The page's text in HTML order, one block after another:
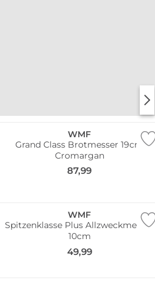
WMF
Grand Class Brotmesser 19cm
Cromargan
87,99
WMF
Spitzenklasse Plus Allzweckmesser
10cm
49,99